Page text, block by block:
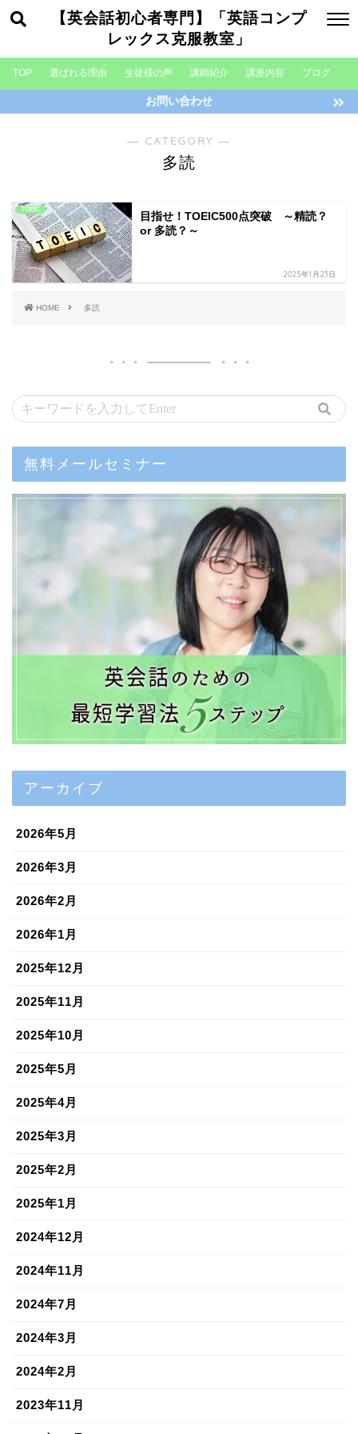
【英会話初心者専門】「英語コンプ
レックス克服教室」
TOP 選ばれる理由 生徒様の声 講師紹介 講座内容 ブログ
お問い合わせ
― CATEGORY ―
多読
TOEIC
目指せ！TOEIC500点突破 ～精読？
or 多読？～
2025年1月23日
HOME 多読
無料メールセミナー
アーカイブ
2026年5月
2026年3月
2026年2月
2026年1月
2025年12月
2025年11月
2025年10月
2025年5月
2025年4月
2025年3月
2025年2月
2025年1月
2024年12月
2024年11月
2024年7月
2024年3月
2024年2月
2023年11月